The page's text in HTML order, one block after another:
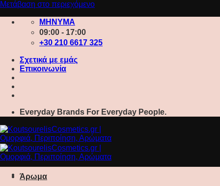
Μετάβαση στο περιεχόμενο
ΜΗΝΥΜΑ
09:00 - 17:00
+30 210 6617 325
Σχετικά με εμάς
Επικοινωνία
Everyday Brands For Everyday People.
Άρωμα